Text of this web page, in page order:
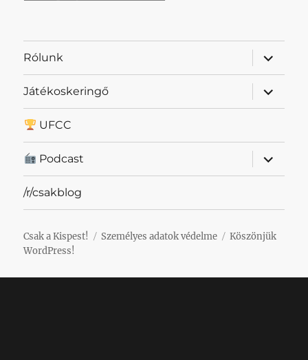
Rólunk
almenü
Játékoskeringő
almenü
UFCC
Podcast
almenü
/r/csakblog
Csak a Kispest! Személyes adatok védelme
Köszönjük
WordPress!